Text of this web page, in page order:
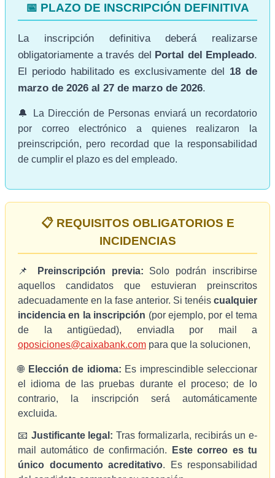
📅 PLAZO DE INSCRIPCIÓN DEFINITIVA
La inscripción definitiva deberá realizarse
obligatoriamente a través del Portal del Empleado.
El periodo habilitado es exclusivamente del 18 de
marzo de 2026 al 27 de marzo de 2026.
🔔 La Dirección de Personas enviará un recordatorio
por correo electrónico a quienes realizaron la
preinscripción, pero recordad que la responsabilidad
de cumplir el plazo es del empleado.
📋 REQUISITOS OBLIGATORIOS E
INCIDENCIAS
📌 Preinscripción previa: Solo podrán inscribirse
aquellos candidatos que estuvieran preinscritos
adecuadamente en la fase anterior. Si tenéis cualquier
incidencia en la inscripción (por ejemplo, por el tema
de la antigüedad), enviadla por mail a
oposiciones@caixabank.com para que la solucionen,
🌐 Elección de idioma: Es imprescindible seleccionar
el idioma de las pruebas durante el proceso; de lo
contrario, la inscripción será automáticamente
excluida.
📧 Justificante legal: Tras formalizarla, recibirás un e-
mail automático de confirmación.
Este correo es tu
único documento acreditativo. Es responsabilidad